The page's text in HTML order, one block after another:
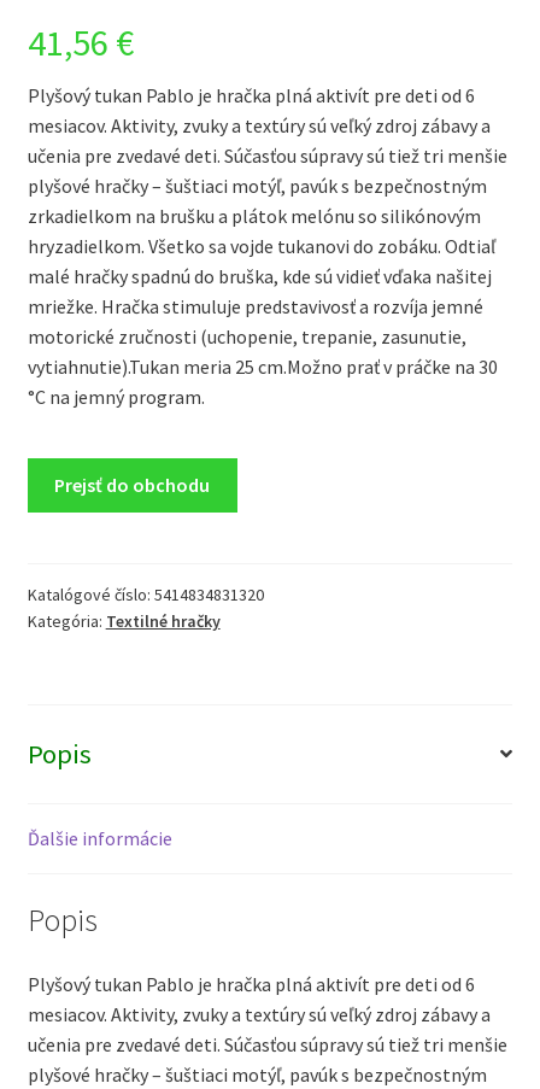
41,56 €
Plyšový tukan Pablo je hračka plná aktivít pre deti od 6
mesiacov. Aktivity, zvuky a textúry sú veľký zdroj zábavy a
učenia pre zvedavé deti. Súčasťou súpravy sú tiež tri menšie
plyšové hračky – šuštiaci motýľ, pavúk s bezpečnostným
zrkadielkom na brušku a plátok melónu so silikónovým
hryzadielkom. Všetko sa vojde tukanovi do zobáku. Odtiaľ
malé hračky spadnú do bruška, kde sú vidieť vďaka našitej
mriežke. Hračka stimuluje predstavivosť a rozvíja jemné
motorické zručnosti (uchopenie, trepanie, zasunutie,
vytiahnutie).Tukan meria 25 cm.Možno prať v práčke na 30
°C na jemný program.
Prejsť do obchodu
Katalógové číslo: 5414834831320
Kategória: Textilné hračky
Popis
Ďalšie informácie
Popis
Plyšový tukan Pablo je hračka plná aktivít pre deti od 6
mesiacov. Aktivity, zvuky a textúry sú veľký zdroj zábavy a
učenia pre zvedavé deti. Súčasťou súpravy sú tiež tri menšie
plyšové hračky – šuštiaci motýľ, pavúk s bezpečnostným